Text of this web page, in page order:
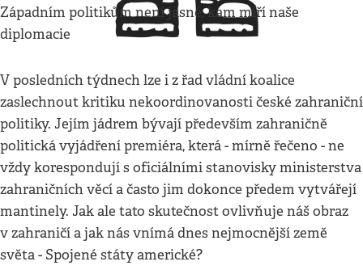
Západním politikům není jasné, kam míří naše
diplomacie
V posledních týdnech lze i z řad vládní koalice
zaslechnout kritiku nekoordinovanosti české zahraniční
politiky. Jejím jádrem bývají především zahraničně
politická vyjádření premiéra, která - mírně řečeno - ne
vždy korespondují s oficiálními stanovisky ministerstva
zahraničních věcí a často jim dokonce předem vytvářejí
mantinely. Jak ale tato skutečnost ovlivňuje náš obraz
v zahraničí a jak nás vnímá dnes nejmocnější země
světa - Spojené státy americké?